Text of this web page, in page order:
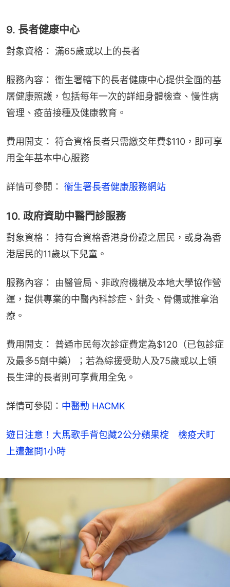
9. 長者健康中心
對象資格： 滿65歲或以上的長者
服務內容： 衞生署轄下的長者健康中心提供全面的基
層健康照護，包括每年一次的詳細身體檢查、慢性病
管理、疫苗接種及健康教育。
費用開支： 符合資格長者只需繳交年費$110，即可享
用全年基本中心服務
詳情可參閱： 衞生署長者健康服務網站
10. 政府資助中醫門診服務
對象資格： 持有合資格香港身份證之居民，或身為香
港居民的11歲以下兒童。
服務內容： 由醫管局、非政府機構及本地大學協作營
運，提供專業的中醫內科診症、針灸、骨傷或推拿治
療。
費用開支： 普通市民每次診症費定為$120（已包診症
及最多5劑中藥）；若為綜援受助人及75歲或以上領
長生津的長者則可享費用全免。
詳情可參閱： 中醫動 HACMK
遊日注意！大馬歌手背包藏2公分蘋果椗 檢疫犬盯
上遭盤問1小時